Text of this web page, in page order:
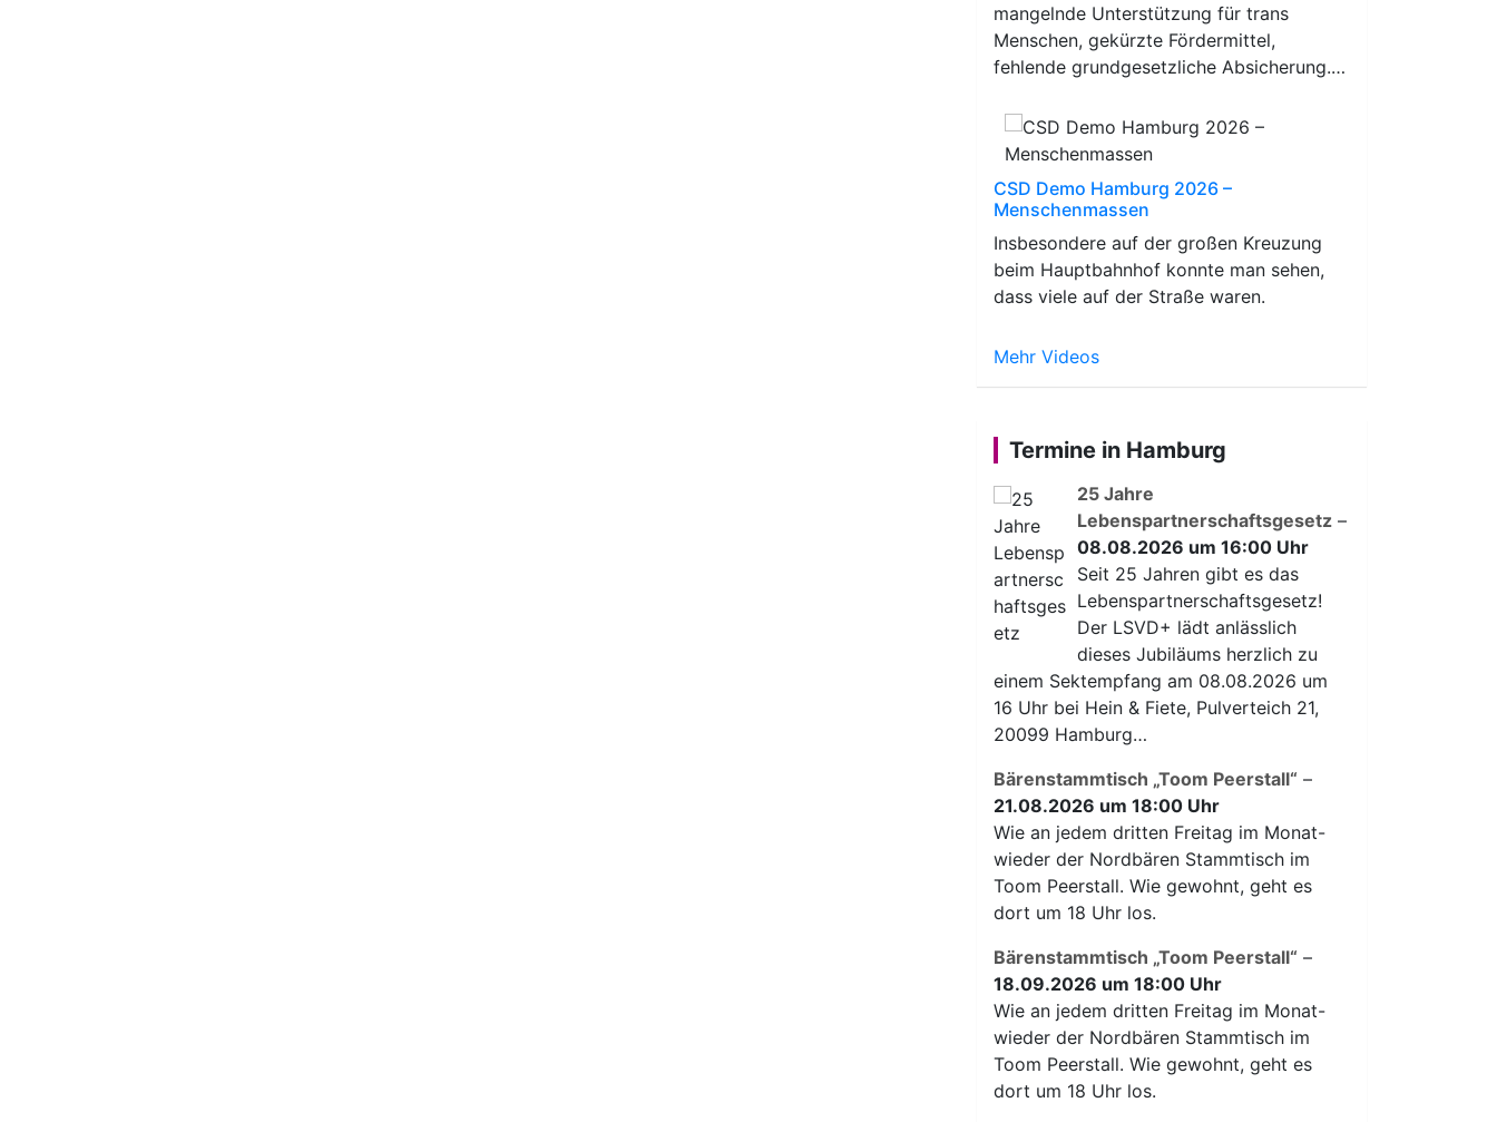
mangelnde Unterstützung für trans
Menschen, gekürzte Fördermittel,
fehlende grundgesetzliche Absicherung.…
CSD Demo Hamburg 2026 –
Menschenmassen
Insbesondere auf der großen Kreuzung
beim Hauptbahnhof konnte man sehen,
dass viele auf der Straße waren.
Mehr Videos
Termine in Hamburg
25 Jahre
Lebenspartnerschaftsgesetz –
08.08.2026 um 16:00 Uhr
Seit 25 Jahren gibt es das
Lebenspartnerschaftsgesetz!
Der LSVD+ lädt anlässlich
dieses Jubiläums herzlich zu
einem Sektempfang am 08.08.2026 um
16 Uhr bei Hein & Fiete, Pulverteich 21,
20099 Hamburg…
Bärenstammtisch „Toom Peerstall“ –
21.08.2026 um 18:00 Uhr
Wie an jedem dritten Freitag im Monat-
wieder der Nordbären Stammtisch im
Toom Peerstall. Wie gewohnt, geht es
dort um 18 Uhr los.
Bärenstammtisch „Toom Peerstall“ –
18.09.2026 um 18:00 Uhr
Wie an jedem dritten Freitag im Monat-
wieder der Nordbären Stammtisch im
Toom Peerstall. Wie gewohnt, geht es
dort um 18 Uhr los.